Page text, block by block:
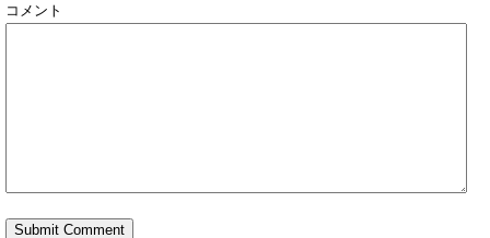
コメント